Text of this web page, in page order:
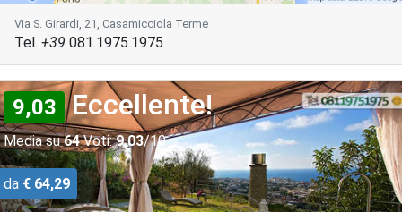
Via S. Girardi, 21, Casamicciola Terme
Tel. +39 081.1975.1975
9,03 Eccellente!
Media su64Voti: 9,03/10
da € 64,29